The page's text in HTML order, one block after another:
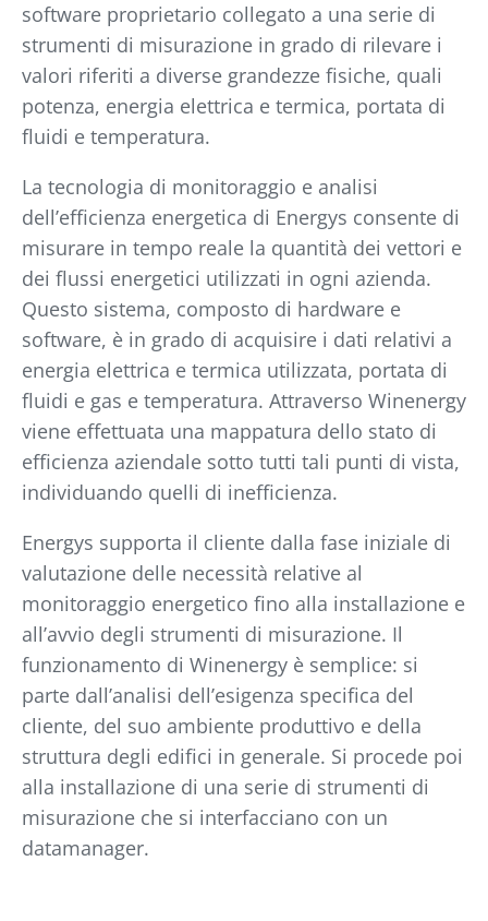
software proprietario collegato a una serie di
strumenti di misurazione in grado di rilevare i
valori riferiti a diverse grandezze fisiche, quali
potenza, energia elettrica e termica, portata di
fluidi e temperatura.
La tecnologia di monitoraggio e analisi
dell’efficienza energetica di Energys consente di
misurare in tempo reale la quantità dei vettori e
dei flussi energetici utilizzati in ogni azienda.
Questo sistema, composto di hardware e
software, è in grado di acquisire i dati relativi a
energia elettrica e termica utilizzata, portata di
fluidi e gas e temperatura. Attraverso Winenergy
viene effettuata una mappatura dello stato di
efficienza aziendale sotto tutti tali punti di vista,
individuando quelli di inefficienza.
Energys supporta il cliente dalla fase iniziale di
valutazione delle necessità relative al
monitoraggio energetico fino alla installazione e
all’avvio degli strumenti di misurazione. Il
funzionamento di Winenergy è semplice: si
parte dall’analisi dell’esigenza specifica del
cliente, del suo ambiente produttivo e della
struttura degli edifici in generale. Si procede poi
alla installazione di una serie di strumenti di
misurazione che si interfacciano con un
datamanager.